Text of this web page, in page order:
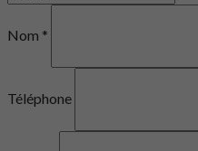
Nom *
Téléphone